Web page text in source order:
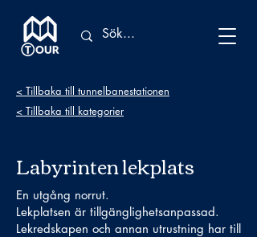
< Tillbaka till tunnelbanestationen
< Tillbaka till kategorier
Labyrinten lekplats
En utgång norrut.
Lekplatsen är tillgänglighetsanpassad.
Lekredskapen och annan utrustning har till